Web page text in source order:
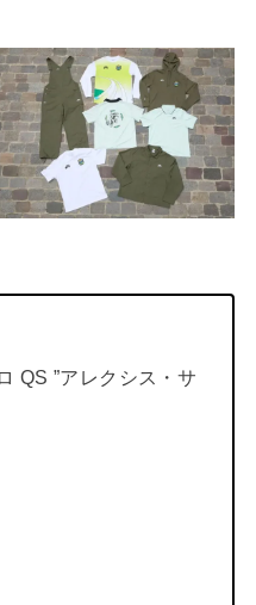
QS ”アレクシス・サ